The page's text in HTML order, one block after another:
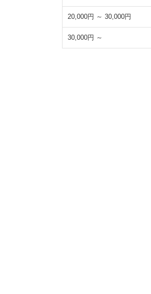
20,000円 ～ 30,000円
30,000円 ～